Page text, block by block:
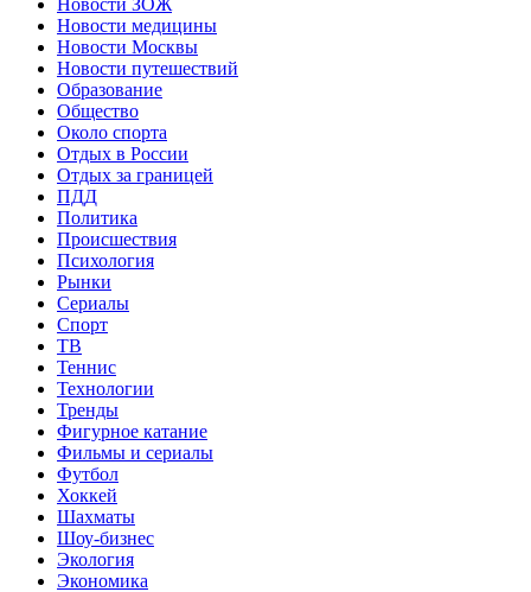
Новости медицины
Новости Москвы
Новости путешествий
Образование
Общество
Около спорта
Отдых в России
Отдых за границей
ПДД
Политика
Происшествия
Психология
Рынки
Сериалы
Спорт
ТВ
Теннис
Технологии
Тренды
Фигурное катание
Фильмы и сериалы
Футбол
Хоккей
Шахматы
Шоу-бизнес
Экология
Экономика